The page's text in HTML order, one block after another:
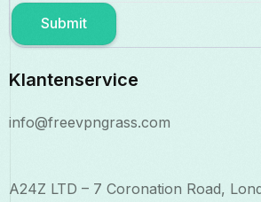
Submit
Klantenservice
info@freevpngrass.com
A24Z LTD – 7 Coronation Road,